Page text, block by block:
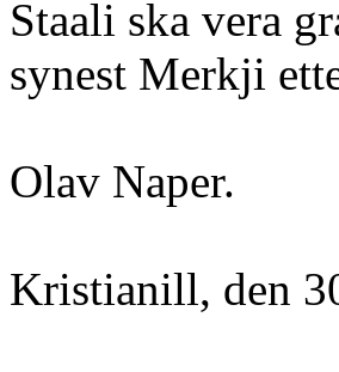
Staali ska vera
synest Merkji
Olav Naper.
Kristianill, den